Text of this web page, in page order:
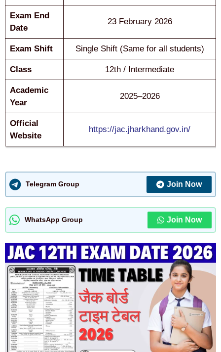
Exam End
Date
23 February 2026
Exam Shift Single Shift (Same for all students)
Class 12th / Intermediate
Academic
Year
2025–2026
Official
Website
https://jac.jharkhand.gov.in/
Telegram Group Join Now
WhatsApp Group Join Now